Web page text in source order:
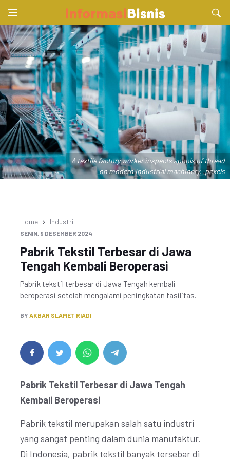
A textile factory worker inspects spools of thread
on modern industrial machinery. .pexels
Home Industri
SENIN, 9 DESEMBER 2024
Pabrik Tekstil Terbesar di Jawa
Tengah Kembali Beroperasi
Pabrik tekstil terbesar di Jawa Tengah kembali
beroperasi setelah mengalami peningkatan fasilitas.
BY AKBAR SLAMET RIADI
Pabrik Tekstil Terbesar di Jawa Tengah
Kembali Beroperasi
Pabrik tekstil merupakan salah satu industri
yang sangat penting dalam dunia manufaktur.
Di Indonesia, pabrik tekstil banyak tersebar di